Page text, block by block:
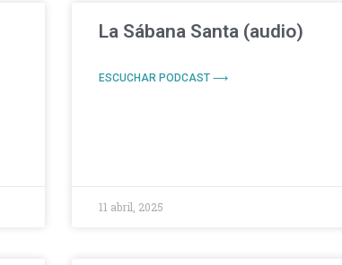
La Sábana Santa (audio)
ESCUCHAR PODCAST ⟶
11 abril, 2025